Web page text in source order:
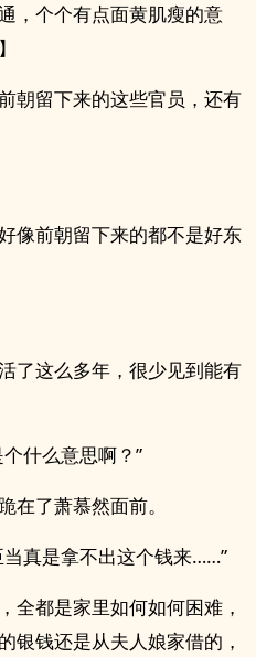
，个个有点面黄肌瘦的意
朝留下来的这些官员，还有
像前朝留下来的都不是好东
了这么多年，很少见到能有
什么意思啊？”
在了萧慕然面前。
真是拿不出这个钱来……”
全都是家里如何如何困难，
银钱还是从夫人娘家借的，